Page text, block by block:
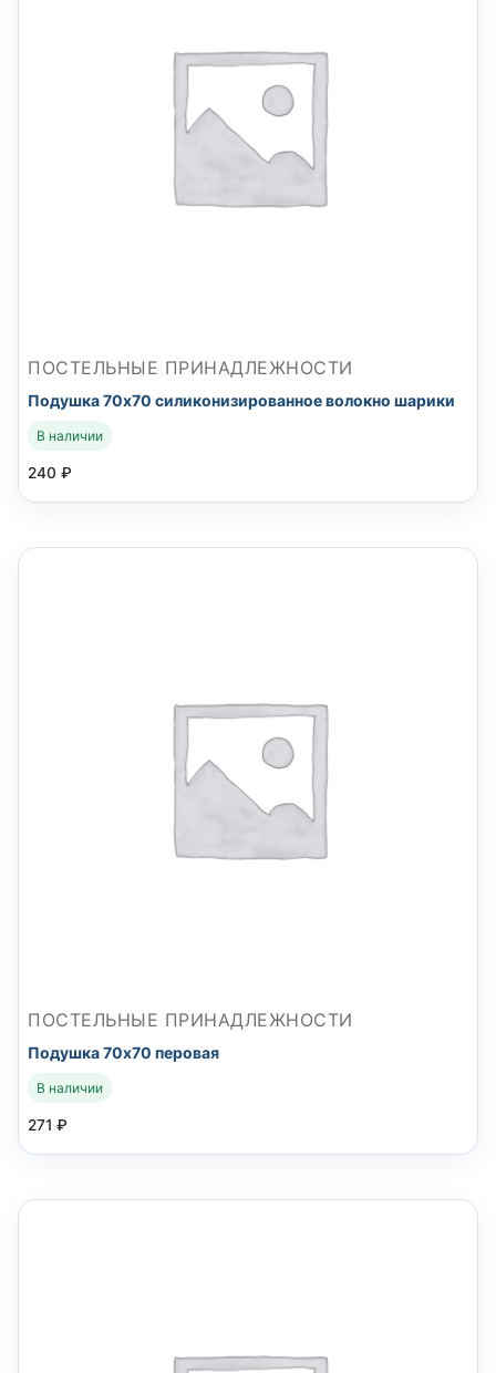
ПОСТЕЛЬНЫЕ ПРИНАДЛЕЖНОСТИ
Подушка 70х70 силиконизированное волокно шарики
В наличии
240 ₽
ПОСТЕЛЬНЫЕ ПРИНАДЛЕЖНОСТИ
Подушка 70х70 перовая
В наличии
271 ₽